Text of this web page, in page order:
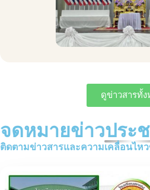
ดูข่าวสารทั้
จดหมายข่าวประ
ติดตามข่าวสารและความเคลื่อนไหว